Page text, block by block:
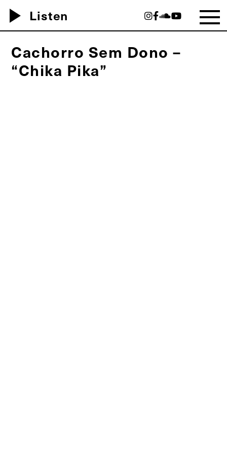
play_arrow Listen
Cachorro Sem Dono –
“Chika Pika”